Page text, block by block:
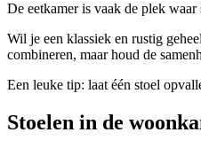
De eetkamer is vaak de plek
Wil je een klassiek en rustig
combineren, maar houd de
Een leuke tip: laat één stoel
Stoelen in de